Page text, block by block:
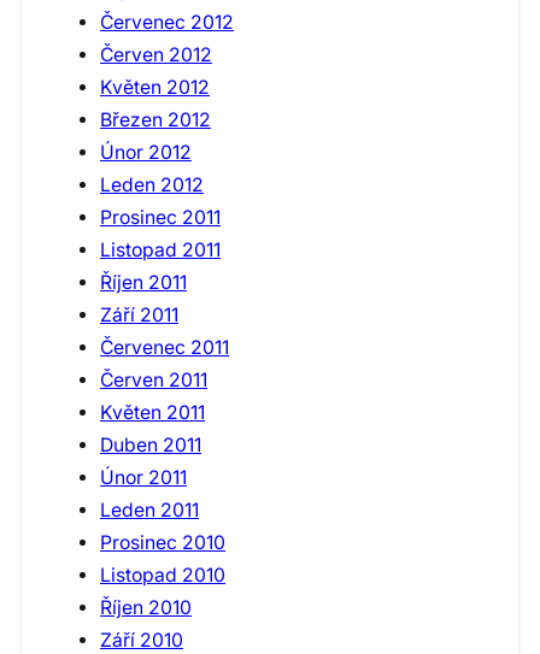
Červenec 2012
Červen 2012
Květen 2012
Březen 2012
Únor 2012
Leden 2012
Prosinec 2011
Listopad 2011
Říjen 2011
Září 2011
Červenec 2011
Červen 2011
Květen 2011
Duben 2011
Únor 2011
Leden 2011
Prosinec 2010
Listopad 2010
Říjen 2010
Září 2010